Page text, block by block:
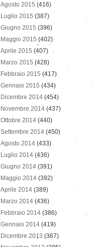
Agosto 2015 (416)
Luglio 2015 (387)
Giugno 2015 (396)
Maggio 2015 (402)
Aprile 2015 (407)
Marzo 2015 (428)
Febbraio 2015 (417)
Gennaio 2015 (434)
Dicembre 2014 (454)
Novembre 2014 (437)
Ottobre 2014 (440)
Settembre 2014 (450)
Agosto 2014 (433)
Luglio 2014 (436)
Giugno 2014 (391)
Maggio 2014 (392)
Aprile 2014 (389)
Marzo 2014 (436)
Febbraio 2014 (386)
Gennaio 2014 (419)
Dicembre 2013 (367)